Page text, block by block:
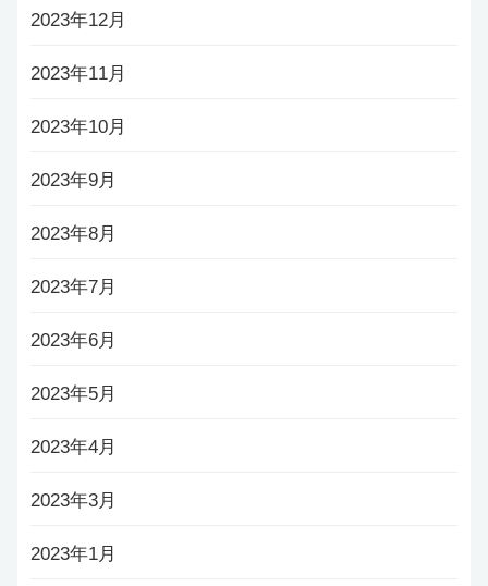
2023年12月
2023年11月
2023年10月
2023年9月
2023年8月
2023年7月
2023年6月
2023年5月
2023年4月
2023年3月
2023年1月